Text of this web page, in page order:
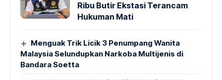
Ribu Butir Ekstasi Terancam
Hukuman Mati
Menguak Trik Licik 3 Penumpang Wanita
Malaysia Selundupkan Narkoba Multijenis di
Bandara Soetta